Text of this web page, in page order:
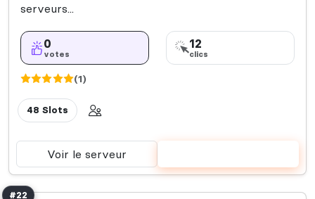
serveurs...
0
votes
12
clics
(1)
48 Slots
Voir le serveur
#22